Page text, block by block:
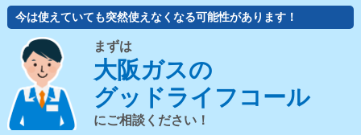
今は使えていても突然使えなくなる可能性があります！
まずは
大阪ガスの
グッドライフコール
にご相談ください！